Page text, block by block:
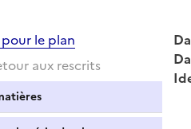
le plan
aux rescrits